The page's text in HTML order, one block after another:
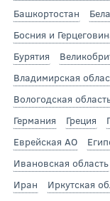
Башкортостан
Босния и
Бурятия
Владимирская
Вологодская
Германия
Греция
Еврейская АО
Ивановская область
Иран
Иркутская